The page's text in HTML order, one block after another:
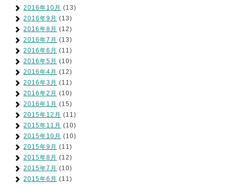
2016年10月 (13)
2016年9月 (13)
2016年8月 (12)
2016年7月 (13)
2016年6月 (11)
2016年5月 (10)
2016年4月 (12)
2016年3月 (11)
2016年2月 (10)
2016年1月 (15)
2015年12月 (11)
2015年11月 (10)
2015年10月 (10)
2015年9月 (11)
2015年8月 (12)
2015年7月 (10)
2015年6月 (11)